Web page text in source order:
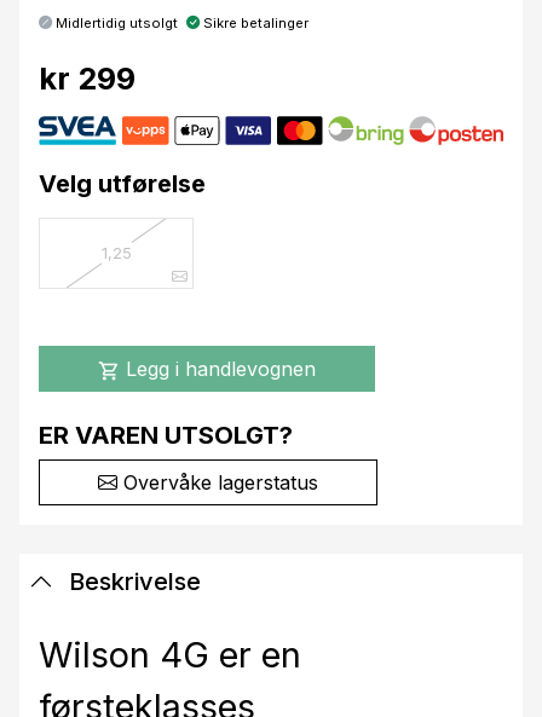
Midlertidig utsolgt Sikre betalinger
kr 299
Velg utførelse
1,25
shopping_cart Legg i handlevognen
ER VAREN UTSOLGT?
Overvåke lagerstatus
Beskrivelse
Wilson 4G er en
førsteklasses